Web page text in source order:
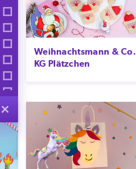
Weihnachtsmann & Co.
KG Plätzchen